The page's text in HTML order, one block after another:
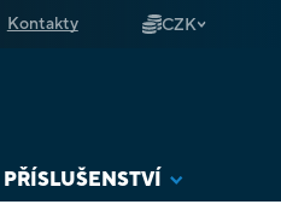
Kontakty CZK
PŘÍSLUŠENSTVÍ